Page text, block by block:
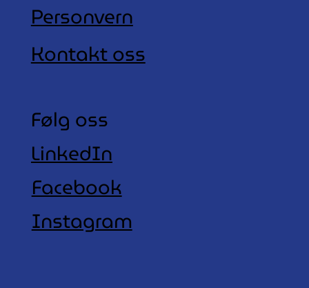
Personvern
Kontakt oss
Følg oss
LinkedIn
Facebook
Instagram